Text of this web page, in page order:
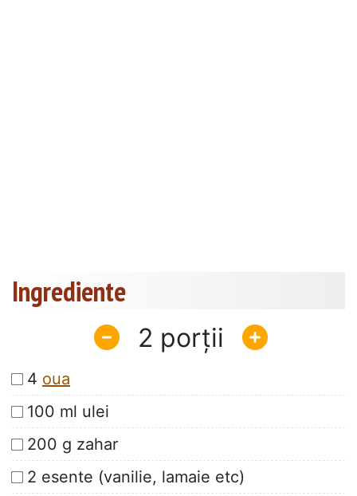
Ingrediente
2
4 oua
100 ml ulei
200 g zahar
2 esente (vanilie, lamaie etc)